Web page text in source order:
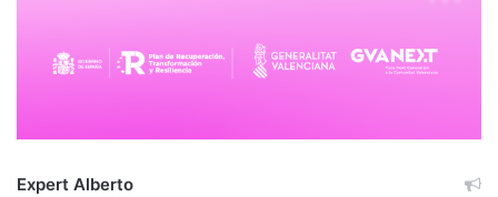
Expert Alberto